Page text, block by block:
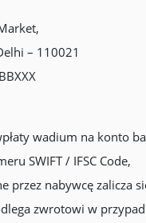
– 110021
wadium na konto
SWIFT / IFSC Code,
przez nabywcę zalicza
zwrotowi w